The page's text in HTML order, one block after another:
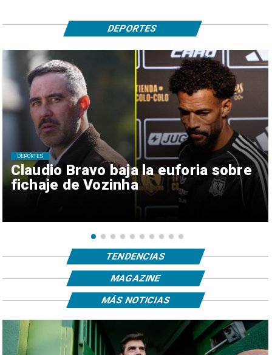
Claudio Bravo baja la euforia sobre
fichaje de Vozinha
DEPORTES
DEPORTES
TENDENCIAS
MAGAZINE
MÁS NOTICIAS